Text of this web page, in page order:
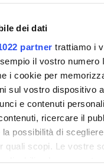
dei dati
partner trattiamo i
il vostro numero
i cookie per
sul vostro dispositivo
e contenuti
ricercare il
possibilità di
quali scopi. Le vostre
ha portato avanti
di
anche in altre
il territorio dove il
è di buona
garanzie di
in bottiglia.
campagne 2007
detto sopra. Acqua
casa tua! e